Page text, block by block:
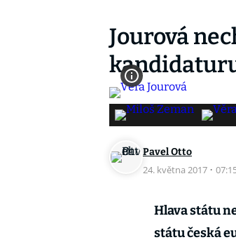
Jourová
Pavel Otto
24. května 2017 ·
Hlava státu
státu česká